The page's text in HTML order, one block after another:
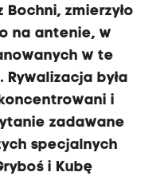
zmierzyło
na antenie, w
w te
była
i
zadawane
specjalnych
i Kubę